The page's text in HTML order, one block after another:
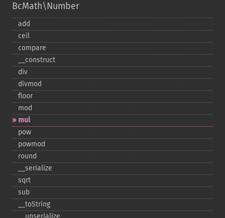
BcMath\Number
add
ceil
compare
_​_​construct
div
divmod
floor
mod
mul
pow
powmod
round
_​_​serialize
sqrt
sub
_​_​toString
_​_​unserialize